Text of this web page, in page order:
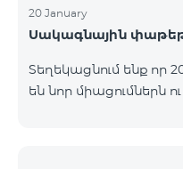
մուլտիպլեքս
կլինեն միայն այն
մարմինների
իրականացվում է
20 January
Սակագնային
Տեղեկացնում ենք որ
են նոր միացումներն